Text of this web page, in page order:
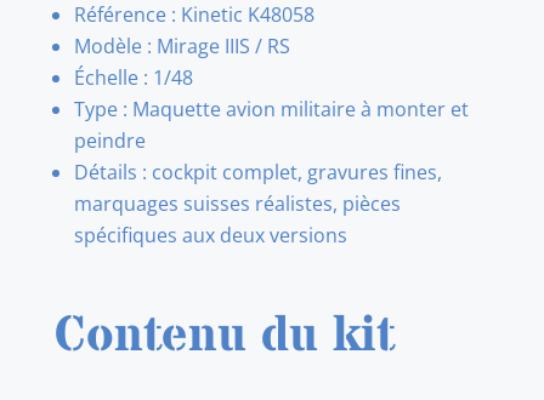
Référence : Kinetic K48058
Modèle : Mirage IIIS / RS
Échelle : 1/48
Type : Maquette avion militaire à monter et
peindre
Détails : cockpit complet, gravures fines,
marquages suisses réalistes, pièces
spécifiques aux deux versions
Contenu du kit